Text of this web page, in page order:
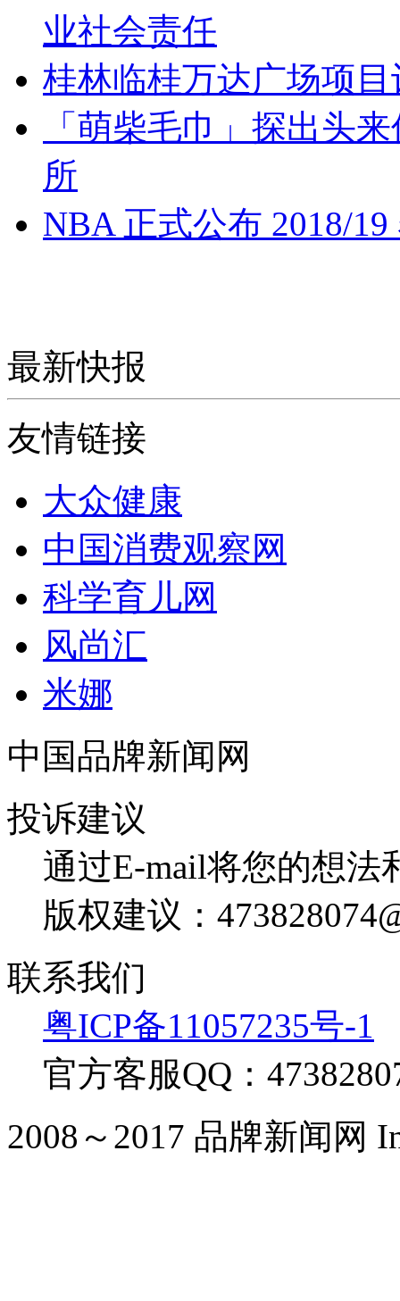
业社会责任
桂林临桂万达广场项
「萌柴毛巾」探出头
所
NBA 正式公布 2018/
最新快报
友情链接
大众健康
中国消费观察网
科学育儿网
风尚汇
米娜
中国品牌新闻网
投诉建议
通过E-mail将您的想法
版权建议：
联系我们
粤ICP备11057235号-1
官方客服QQ：
2008～2017 品牌新闻网